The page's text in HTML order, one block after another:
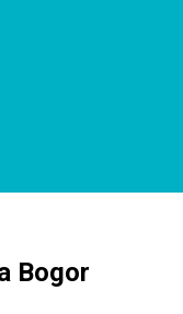
Bogor